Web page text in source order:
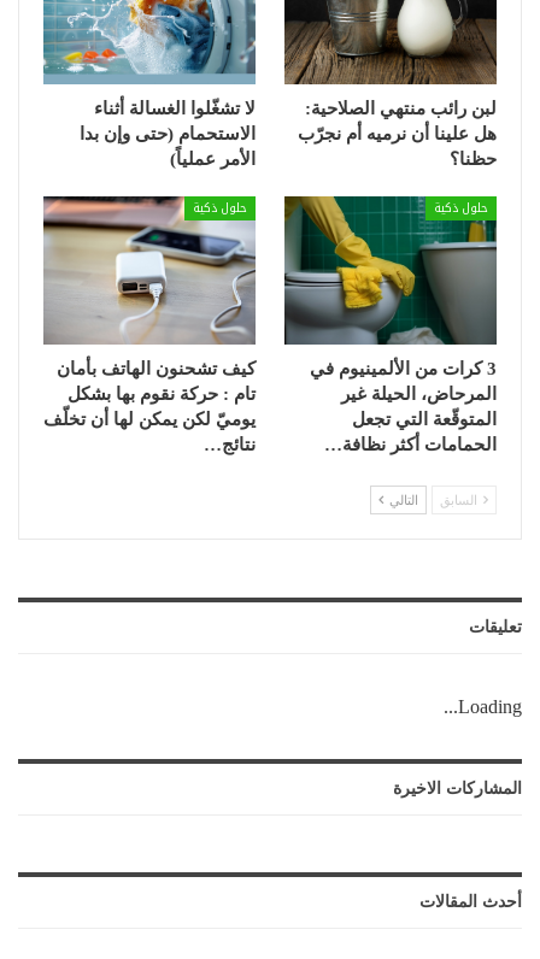
لبن رائب منتهي الصلاحية:
هل علينا أن نرميه أم نجرّب
حظنا؟
لا تشغّلوا الغسالة أثناء
الاستحمام (حتى وإن بدا
الأمر عملياً)
حلول ذكية
3 كرات من الألمينيوم في
المرحاض، الحيلة غير
المتوقّعة التي تجعل
الحمامات أكثر نظافة…
حلول ذكية
كيف تشحنون الهاتف بأمان
تام : حركة نقوم بها بشكل
يوميّ لكن يمكن لها أن تخلّف
نتائج…
السابق التالي
تعليقات
Loading...
المشاركات الاخيرة
أحدث المقالات